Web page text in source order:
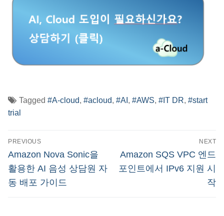
Tagged #A-cloud, #acloud, #AI , #AWS, #IT DR, #start
trial
글
탐
색
PREVIOUS
Previous
post:
Amazon Nova Sonic을
활용한 AI 음성 상담원 자
동 배포 가이드
NEXT
Next
post:
Amazon SQS VPC 엔드
포인트에서 IPv6 지원 시
작